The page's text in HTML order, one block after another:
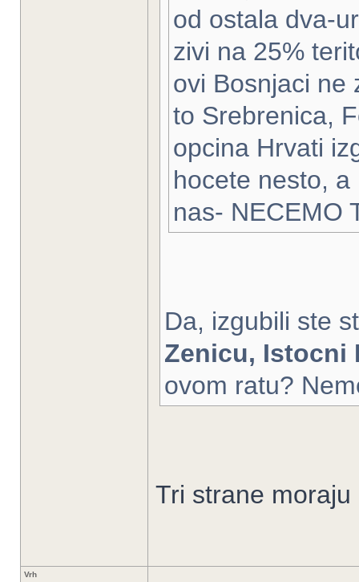
od ostala dva-
zivi na 25%
ovi Bosnjaci ne
to Srebrenica,
opcina Hrvati
hocete nesto,
nas- NECEMO
Da, izgubili ste
Zenicu, Istocni
ovom ratu?
Tri strane
Vrh